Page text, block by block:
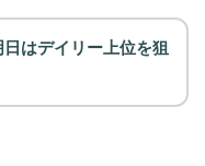
はデイリー上位を狙